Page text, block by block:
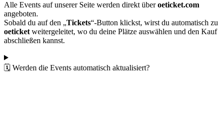
Alle Events auf unserer Seite werden direkt überoeticket.com
angeboten.
Sobald du auf den „Tickets“-Button klickst, wirst du automatisch zu
oeticketweitergeleitet, wo du deine Plätze auswählen und den Kauf
abschließen kannst.
🗓️ Werden die Events automatisch aktualisiert?